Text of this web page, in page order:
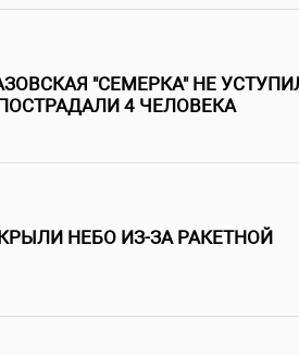
"СЕМЕРКА" НЕ
4 ЧЕЛОВЕКА
НЕБО ИЗ-ЗА РАКЕТНОЙ